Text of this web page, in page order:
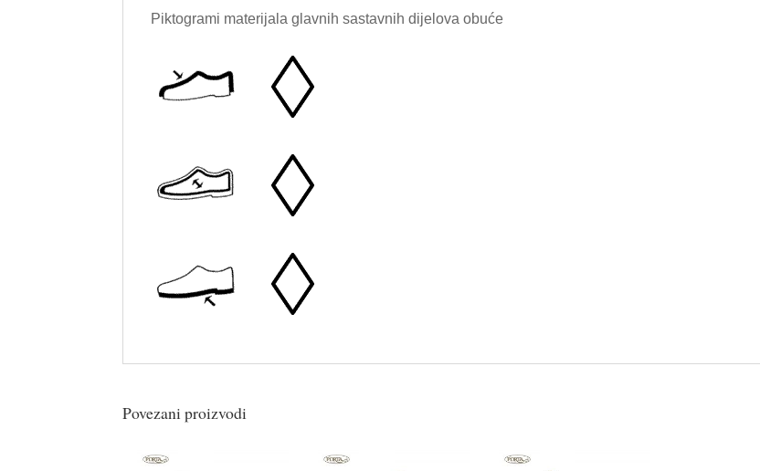
Piktogrami materijala glavnih sastavnih dijelova obuće
Povezani proizvodi